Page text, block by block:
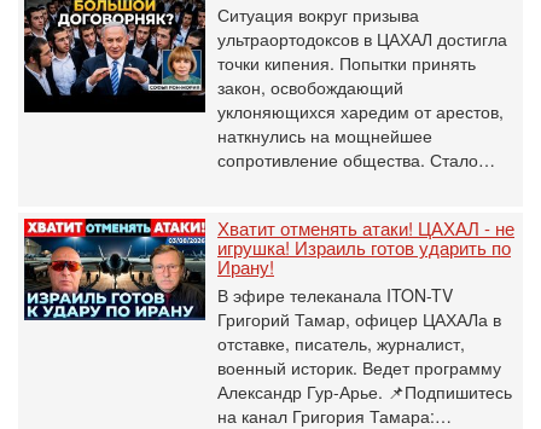
Ситуация вокруг призыва
ультраортодоксов в ЦАХАЛ достигла
точки кипения. Попытки принять
закон, освобождающий
уклоняющихся харедим от арестов,
наткнулись на мощнейшее
сопротивление общества. Стало…
Хватит отменять атаки! ЦАХАЛ - не
игрушка! Израиль готов ударить по
Ирану!
В эфире телеканала ITON-TV
Григорий Тамар, офицер ЦАХАЛа в
отставке, писатель, журналист,
военный историк. Ведет программу
Александр Гур-Арье. 📌Подпишитесь
на канал Григория Тамара:…